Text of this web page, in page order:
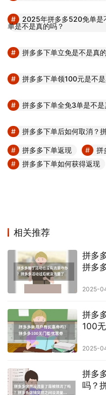
2025年拼多多520免单是
单是不是真的吗？
拼多多下单立免是不是真
拼多多下单领100元是不
拼多多下单全免3单是不
拼多多下单后如何取消？
拼多多下单返现
拼
拼多多下单如何获得返现
相关推荐
拼多
拼多
2025-
拼多
100
2025-
拼多
吗？